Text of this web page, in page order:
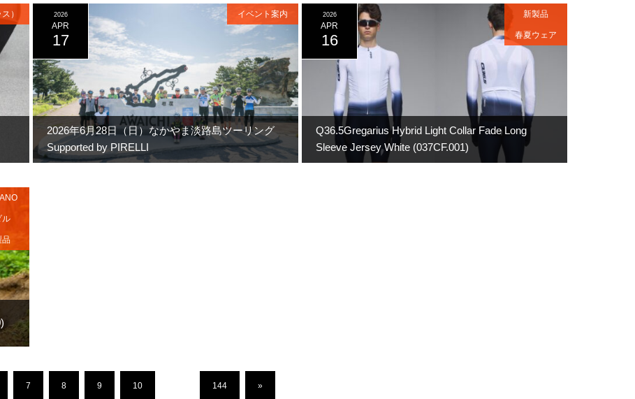
）
2026年6月28日（日）なかやま淡路島ツーリング
Supported by PIRELLI
2026
APR
17
イベント案内
Q36.5Gregarius Hybrid Light Collar Fade Long
Sleeve Jersey White (037CF.001)
2026
APR
16
新製品
春夏ウェア
ル
品
7 8 9 10 144 »